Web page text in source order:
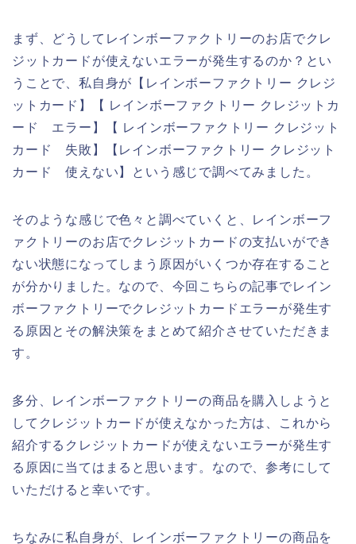
まず、どうしてレインボーファクトリーのお店でクレ
ジットカードが使えないエラーが発生するのか？とい
うことで、私自身が【レインボーファクトリー クレジ
ットカード】【 レインボーファクトリー クレジットカ
ード エラー】【 レインボーファクトリー クレジット
カード 失敗】【レインボーファクトリー クレジット
カード 使えない】という感じで調べてみました。
そのような感じで色々と調べていくと、レインボーフ
ァクトリーのお店でクレジットカードの支払いができ
ない状態になってしまう原因がいくつか存在すること
が分かりました。なので、今回こちらの記事でレイン
ボーファクトリーでクレジットカードエラーが発生す
る原因とその解決策をまとめて紹介させていただきま
す。
多分、レインボーファクトリーの商品を購入しようと
してクレジットカードが使えなかった方は、これから
紹介するクレジットカードが使えないエラーが発生す
る原因に当てはまると思います。なので、参考にして
いただけると幸いです。
ちなみに私自身が、レインボーファクトリーの商品を